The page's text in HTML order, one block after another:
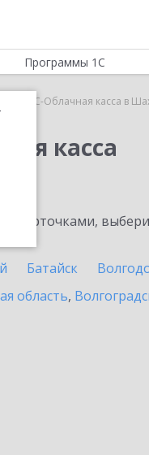
Программы 1С
1С-Облачная касса в
касса
карточками,
Батайск
область,